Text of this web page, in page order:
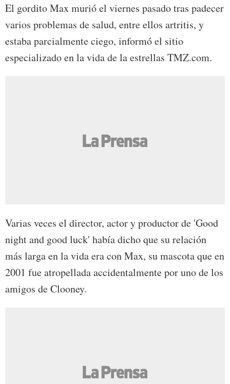
El gordito Max murió el viernes pasado tras padecer
varios problemas de salud, entre ellos artritis, y
estaba parcialmente ciego, informó el sitio
especializado en la vida de la estrellas TMZ.com.
Varias veces el director, actor y productor de 'Good
night and good luck' había dicho que su relación
más larga en la vida era con Max, su mascota que en
2001 fue atropellada accidentalmente por uno de los
amigos de Clooney.